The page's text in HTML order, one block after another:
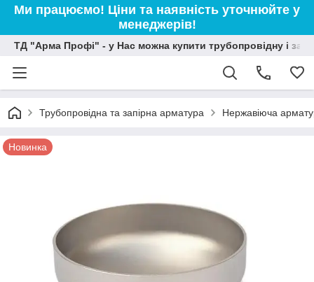
Ми працюємо! Ціни та наявність уточнюйте у
менеджерів!
ТД "Арма Профі" - у Нас можна купити трубопровідну і
Трубопровідна та запірна арматура Нержавіюча
Новинка